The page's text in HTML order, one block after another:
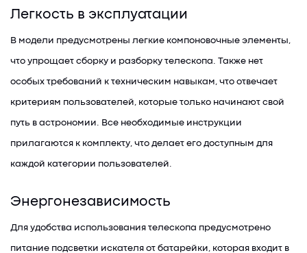
Легкость в эксплуатации
В модели предусмотрены легкие компоновочные элементы,
что упрощает сборку и разборку телескопа. Также нет
особых требований к техническим навыкам, что отвечает
критериям пользователей, которые только начинают свой
путь в астрономии. Все необходимые инструкции
прилагаются к комплекту, что делает его доступным для
каждой категории пользователей.
Энергонезависимость
Для удобства использования телескопа предусмотрено
питание подсветки искателя от батарейки, которая входит в